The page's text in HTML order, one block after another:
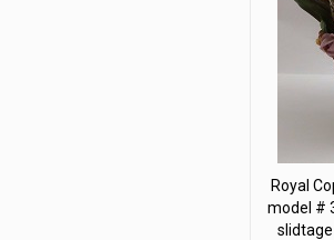
Royal
model #